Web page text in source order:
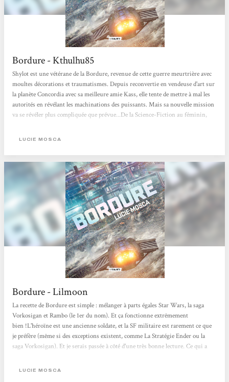
Bordure - Kthulhu85
Shylot est une vétérane de la Bordure, revenue de cette guerre meurtrière avec
moultes décorations et traumatismes. Depuis reconvertie en vendeuse d'art sur
la planète Concordia avec sa meilleure amie Kass, elle tente de mettre à mal les
autorités en révélant les machinations des puissants. Mais sa nouvelle mission
va se révéler plus compliquée que prévue...De la Science-Fiction au féminin,
quand tu as la chance de rencontrer la chouette dite-autrice et d'obtenir son
LUCIE MOSCA
Bordure - Lilmoon
La recette de Bordure est simple : mélanger à parts égales Star Wars, la saga
Vorkosigan et Rambo (le 1er du nom). Et ça fonctionne extrêmement
bien !L'héroïne est une ancienne soldate, et la SF militaire est rarement ce que
je préfère (même si des exceptions existent, comme La Stratégie Ender ou la
saga Vorkosigan). Et je serais passée à côté d'une très bonne lecture. Ce qui a
critères habituels de sélection, mais j'ai écouté quelques interview de
LUCIE MOSCA